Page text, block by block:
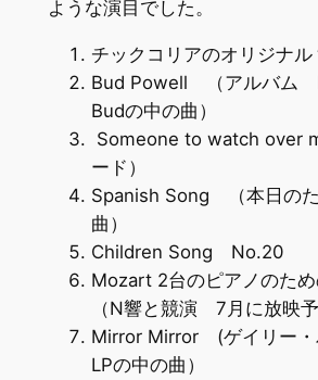
ような演目でした。
チックコリアのオリジナル
Bud Powell （アルバム
Budの中の曲）
Someone to watch over
ード）
Spanish Song （本日の
曲）
Children Song No.20
Mozart 2台のピアノのた
（N響と競演 7月に放映予
Mirror Mirror (ゲイリー・
LPの中の曲）